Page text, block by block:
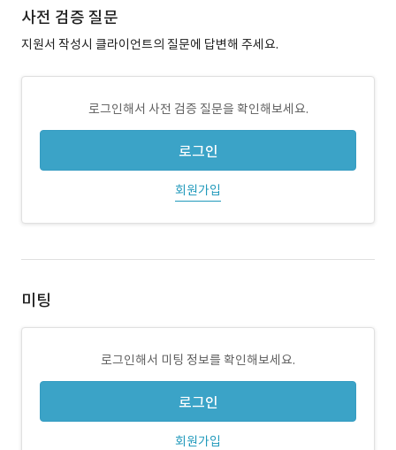
사전 검증 질문
지원서 작성시 클라이언트의 질문에 답변해 주세요.
로그인해서 사전 검증 질문을 확인해보세요.
로그인
회원가입
미팅
로그인해서 미팅 정보를 확인해보세요.
로그인
회원가입